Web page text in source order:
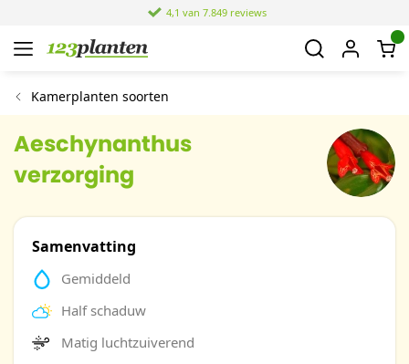
4,1 van 7.849 reviews
Kamerplanten soorten
Aeschynanthus
verzorging
Samenvatting
Gemiddeld
Half schaduw
Matig luchtzuiverend